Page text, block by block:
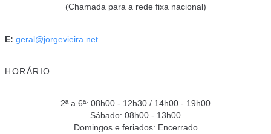
(Chamada para a rede fixa nacional)
E: geral@jorgevieira.net
HORÁRIO
2ª a 6ª: 08h00 - 12h30 / 14h00 - 19h00
Sábado: 08h00 - 13h00
Domingos e feriados: Encerrado